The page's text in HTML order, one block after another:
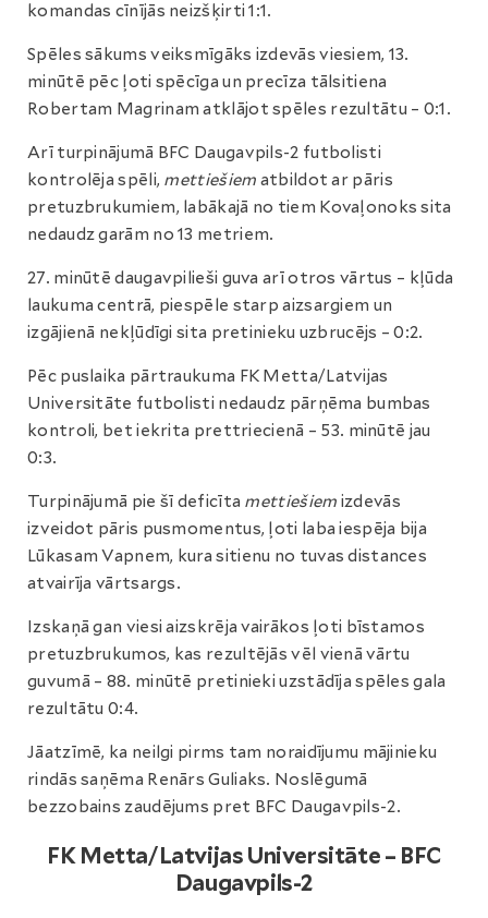
komandas cīnījās neizšķirti 1:1.
Spēles sākums veiksmīgāks izdevās viesiem, 13.
minūtē pēc ļoti spēcīga un precīza tālsitiena
Robertam Magrinam atklājot spēles rezultātu – 0:1.
Arī turpinājumā BFC Daugavpils-2 futbolisti
kontrolēja spēli, mettiešiem atbildot ar pāris
pretuzbrukumiem, labākajā no tiem Kovaļonoks sita
nedaudz garām no 13 metriem.
27. minūtē daugavpilieši guva arī otros vārtus – kļūda
laukuma centrā, piespēle starp aizsargiem un
izgājienā nekļūdīgi sita pretinieku uzbrucējs – 0:2.
Pēc puslaika pārtraukuma FK Metta/Latvijas
Universitāte futbolisti nedaudz pārņēma bumbas
kontroli, bet iekrita prettriecienā – 53. minūtē jau
0:3.
Turpinājumā pie šī deficīta mettiešiem izdevās
izveidot pāris pusmomentus, ļoti laba iespēja bija
Lūkasam Vapnem, kura sitienu no tuvas distances
atvairīja vārtsargs.
Izskaņā gan viesi aizskrēja vairākos ļoti bīstamos
pretuzbrukumos, kas rezultējās vēl vienā vārtu
guvumā – 88. minūtē pretinieki uzstādīja spēles gala
rezultātu 0:4.
Jāatzīmē, ka neilgi pirms tam noraidījumu mājinieku
rindās saņēma Renārs Guliaks. Noslēgumā
bezzobains zaudējums pret BFC Daugavpils-2.
FK Metta/Latvijas Universitāte – BFC
Daugavpils-2